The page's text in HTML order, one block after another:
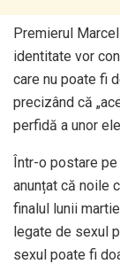
Premierul
identitate vor
care nu poate fi
precizând că
perfidă a unor
Într-o postare pe
anunțat că noile
finalul lunii
legate de sexul
sexul poate fi